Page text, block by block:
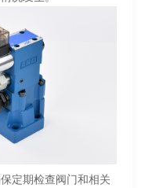
定期检查阀门和相关